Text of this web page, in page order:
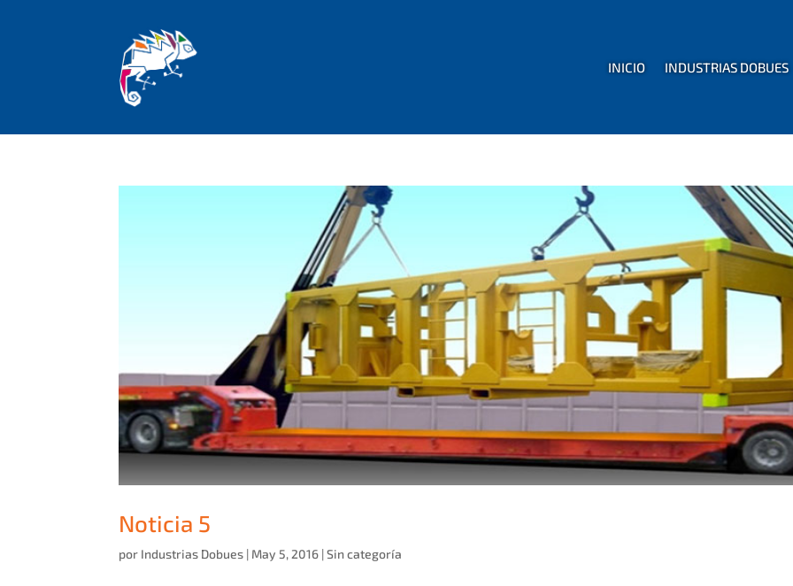
INICIO INDUSTRIAS DOBUES
Noticia 5
por Industrias Dobues | May 5, 2016 |Sin categoría